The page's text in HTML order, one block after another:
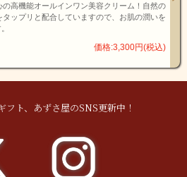
の高機能オールインワン美容クリーム！自然の
タップリと配合していますので、お肌の潤いを
価格:3,300円(税込)
フト、あずさ屋のSNS更新中！